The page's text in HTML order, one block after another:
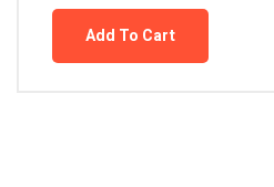
Add To Cart